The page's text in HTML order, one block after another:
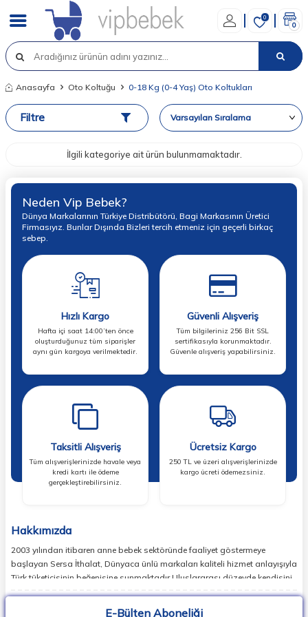
0
0
Anasayfa Oto Koltuğu 0-18 Kg (0-4 Yaş) Oto Koltukları
Filtre
İlgili kategoriye ait ürün bulunmamaktadır.
Neden Vip Bebek?
Dünya Markalarının Türkiye Distribütörü, Bagi Markasının Üretici
Firmasıyız. Bunlar Dışında Bizleri tercih etmeniz için geçerli birkaç
sebep.
Hızlı Kargo
Hafta içi saat 14:00’ten önce
oluşturduğunuz tüm siparişler
aynı gün kargoya verilmektedir.
Güvenli Alışveriş
Tüm bilgileriniz 256 Bit SSL
sertifikasıyla korunmaktadır.
Güvenle alışveriş yapabilirsiniz.
Taksitli Alışveriş
Tüm alışverişlerinizde havale veya
kredi kartı ile ödeme
gerçekleştirebilirsiniz.
Ücretsiz Kargo
250 TL ve üzeri alışverişlerinizde
kargo ücreti ödemezsiniz.
Hakkımızda
2003 yılından itibaren anne bebek sektöründe faaliyet göstermeye
başlayan Sersa İthalat, Dünyaca ünlü markaları kaliteli hizmet anlayışıyla
Türk tüketicisinin beğenisine sunmaktadır.Uluslararası düzeyde kendisini
ispatlamış en doğru markaları sizlerle buluşturan Sersa İthalat,
E-Bülten Aboneliği